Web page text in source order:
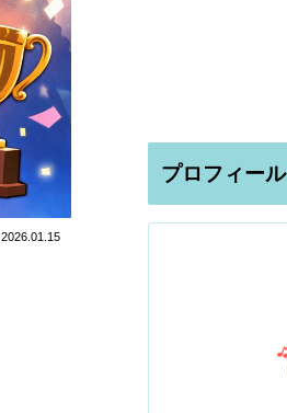
2026.01.15
プロフィール